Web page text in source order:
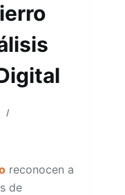
reconocen a
de